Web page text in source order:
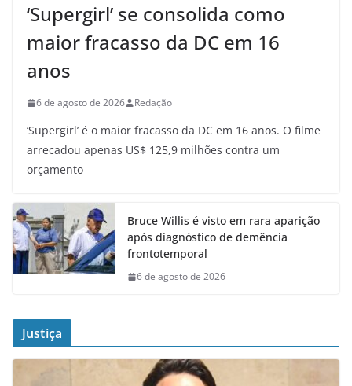
‘Supergirl’ se consolida como
maior fracasso da DC em 16
anos
6 de agosto de 2026 Redação
‘Supergirl’ é o maior fracasso da DC em 16 anos. O filme
arrecadou apenas US$ 125,9 milhões contra um
orçamento
Bruce Willis é visto em rara aparição
após diagnóstico de demência
frontotemporal
6 de agosto de 2026
Justiça